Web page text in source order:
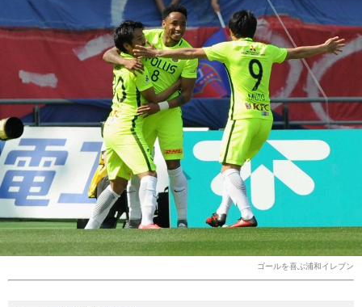
ゴールを喜ぶ浦和イレブン